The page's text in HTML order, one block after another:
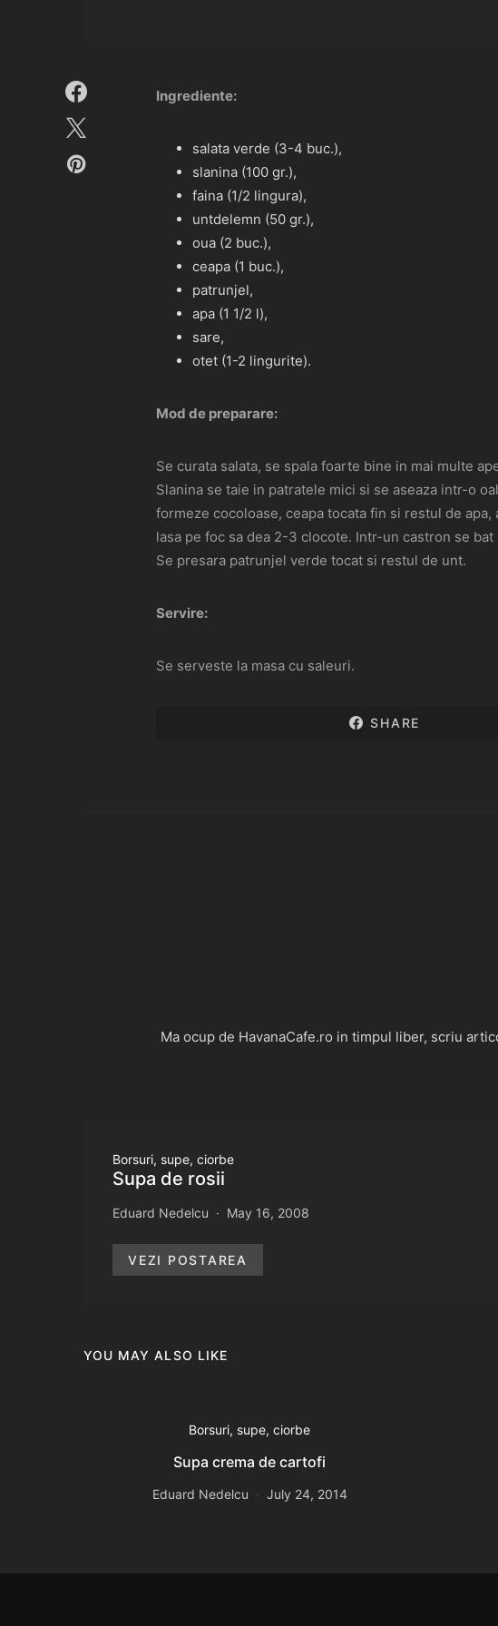
Ingrediente:
salata verde (3-4 buc.),
slanina (100 gr.),
faina (1/2 lingura),
untdelemn (50 gr.),
oua (2 buc.),
ceapa (1 buc.),
patrunjel,
apa (1 1/2 l),
sare,
otet (1-2 lingurite).
Mod de preparare:
Se curata salata, se spala foarte bine in mai multe
Slanina se taie in patratele mici si se aseaza intr-o
formeze cocoloase, ceapa tocata fin si restul de
lasa pe foc sa dea 2-3 clocote. Intr-un castron se
Se presara patrunjel verde tocat si restul de unt.
Servire:
Se serveste la masa cu saleuri.
SHARE
Ma ocup de HavanaCafe.ro in timpul liber, scriu
Borsuri, supe, ciorbe
Supa de rosii
Eduard Nedelcu May 16, 2008
VEZI POSTAREA
YOU MAY ALSO LIKE
Borsuri, supe, ciorbe
Supa crema de cartofi
Eduard Nedelcu July 24, 2014